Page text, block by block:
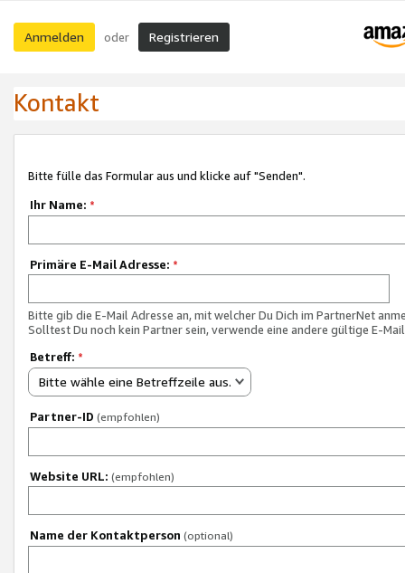
Anmelden oder Registrieren
Kontakt
Bitte fülle das Formular aus und klicke auf "Senden".
Ihr Name: *
Primäre E-Mail Adresse: *
Bitte gib die E-Mail Adresse an, mit welcher Du Dich im PartnerNet
Solltest Du noch kein Partner sein, verwende eine andere gültige E-
Betreff: *
Bitte wähle eine Betreffzeile aus.
Partner-ID (empfohlen)
Website URL: (empfohlen)
Name der Kontaktperson (optional)